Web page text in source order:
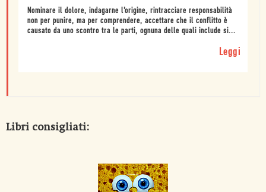
Nominare il dolore, indagarne l’origine, rintracciare responsabilità
non per punire, ma per comprendere, accettare che il conflitto è
causato da uno scontro tra le parti, ognuna delle quali include si...
Leggi
Libri consigliati: